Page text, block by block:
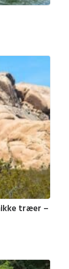
træer –